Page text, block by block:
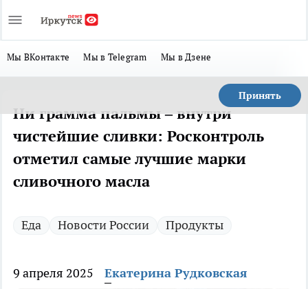
Мы ВКонтакте Мы в Telegram Мы в Дзене
Принять
Ни грамма пальмы – внутри
чистейшие сливки: Росконтроль
отметил самые лучшие марки
сливочного масла
Еда Новости России Продукты
9 апреля 2025 Екатерина Рудковская